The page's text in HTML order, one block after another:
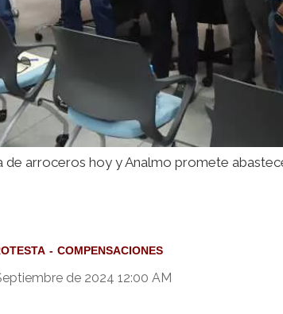
de arroceros hoy y Analmo promete
COMPENSACIONES
de 2024 12:00 AM